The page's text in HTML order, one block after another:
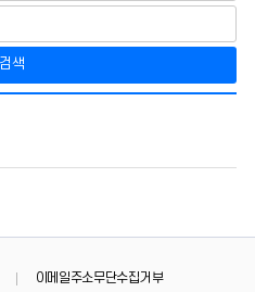
검색
이메일주소무단수집거부